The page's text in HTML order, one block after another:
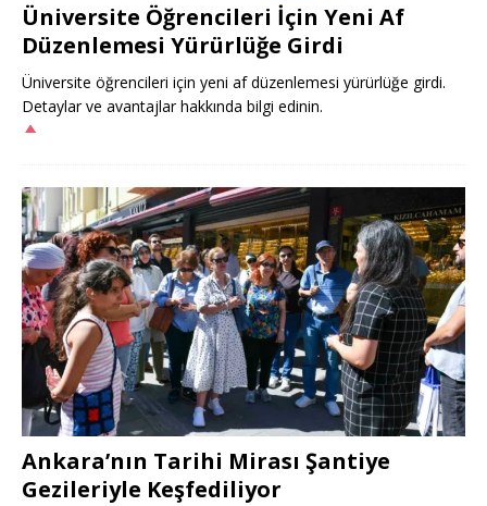
Üniversite Öğrencileri İçin Yeni Af
Düzenlemesi Yürürlüğe Girdi
Üniversite öğrencileri için yeni af düzenlemesi yürürlüğe girdi.
Detaylar ve avantajlar hakkında bilgi edinin.
Ankara’nın Tarihi Mirası Şantiye
Gezileriyle Keşfediliyor